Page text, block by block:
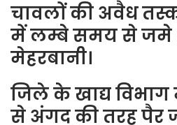
चावलों की अवैध
में लम्बे समय से जमे
मेहरबानी।
जिले के खाद्य
से अंगद की तरह पैर